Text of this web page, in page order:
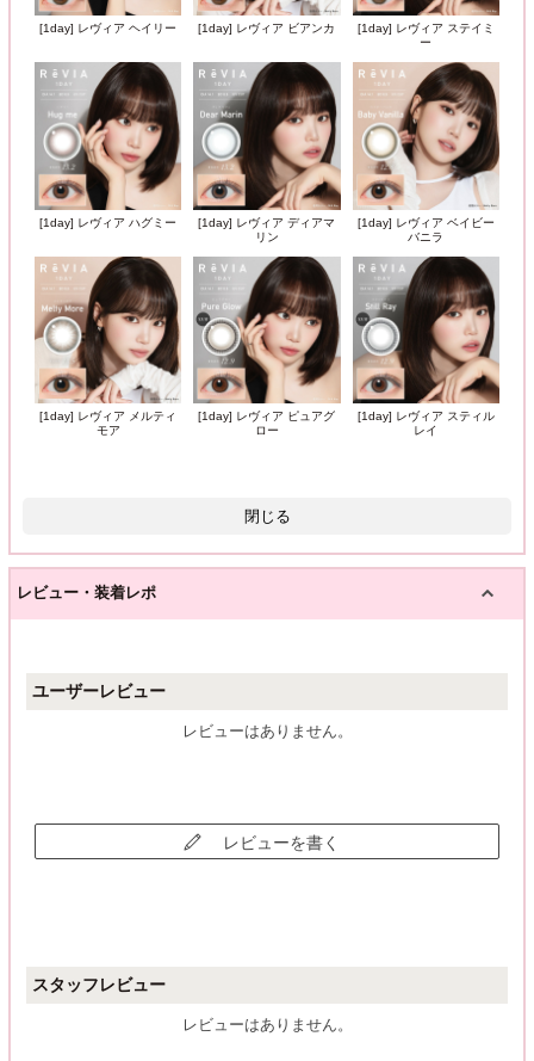
[1day] レヴィア ヘイリー [1day] レヴィア ビアンカ
[1day] レヴィア ステイミ
ー
[1day] レヴィア ハグミー
[1day] レヴィア ディアマ
リン
[1day] レヴィア ベイビー
バニラ
[1day] レヴィア メルティ
モア
[1day] レヴィア ピュアグ
ロー
[1day] レヴィア スティル
レイ
閉じる
レビュー・装着レポ
ユーザーレビュー
レビューはありません。
レビューを書く
スタッフレビュー
レビューはありません。